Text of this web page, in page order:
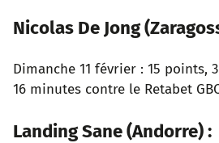
Nicolas De Jong
Dimanche 11 février : 15 points,
16 minutes contre le Retabet
Landing Sane (Andorre) :